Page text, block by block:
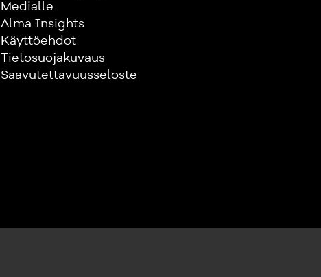
Medialle
Alma Insights
Käyttöehdot
Tietosuojakuvaus
Saavutettavuusseloste